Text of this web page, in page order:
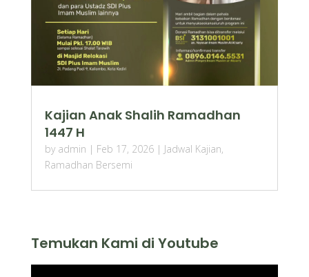
Kajian Anak Shalih Ramadhan
1447 H
by admin | Feb 17, 2026| Jadwal Kajian,
Ramadhan Bersemi
Temukan Kami di Youtube